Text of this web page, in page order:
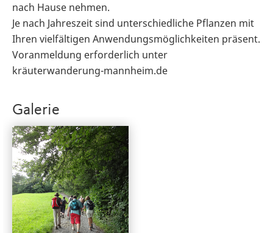
nach Hause nehmen.
Je nach Jahreszeit sind unterschiedliche Pflanzen mit
Ihren vielfältigen Anwendungsmöglichkeiten präsent.
Voranmeldung erforderlich unter
kräuterwanderung-mannheim.de
Galerie